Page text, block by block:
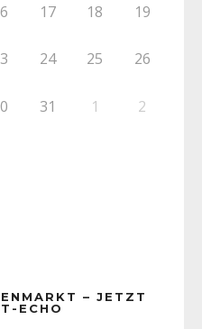
17 18 19
24 25 26
31 1 2
– JETZT
ECHO